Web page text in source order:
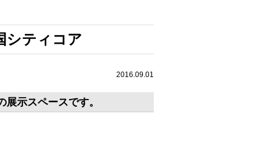
シティコア
2016.09.01
示スペースです。